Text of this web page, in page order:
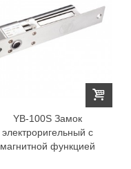
YB-100S Замок
электроригельный с
магнитной функцией